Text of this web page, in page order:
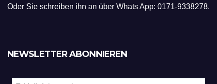
Oder Sie schreiben ihn an über Whats App: 0171-9338278.
NEWSLETTER ABONNIEREN